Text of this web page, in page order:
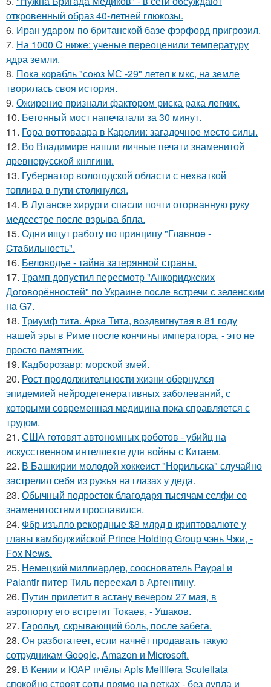
откровенный образ 40-летней глюкозы.
6. Иран ударом по британской базе фэрфорд пригрозил.
7. На 1000 C ниже: ученые переоценили температуру
ядра земли.
8. Пока корабль "союз МС -29" летел к мкс, на земле
творилась своя история.
9. Ожирение признали фактором риска рака легких.
10. Бетонный мост напечатали за 30 минут.
11. Гора воттоваара в Карелии: загадочное место силы.
12. Во Владимире нашли личные печати знаменитой
древнерусской княгини.
13. Губернатор вологодской области с нехваткой
топлива в пути столкнулся.
14. В Луганске хирурги спасли почти оторванную руку
медсестре после взрыва бпла.
15. Одни ищут работу по принципу "Глaвноe -
Cтaбильность".
16. Беловодье - тайна затерянной страны.
17. Трамп допустил пересмотр "Анкориджских
Договорённостей" по Украине после встречи с зеленским
на G7.
18. Триумф тита. Арка Тита, воздвигнутая в 81 году
нашей эры в Риме после кончины императора, - это не
просто памятник.
19. Кадборозавр: морской змей.
20. Рост продолжительности жизни обернулся
эпидемией нейродегенеративных заболеваний, с
которыми современная медицина пока справляется с
трудом.
21. США готовят автономных роботов - убийц на
искусственном интеллекте для войны с Китаем.
22. В Башкирии молодой хоккеист "Норильска" случайно
застрелил себя из ружья на глазах у деда.
23. Обычный подросток благодаря тысячам селфи со
знаменитостями прославился.
24. Фбр изъяло рекордные $8 млрд в криптовалюте у
главы камбоджийской Prince Holding Group чэнь Чжи, -
Fox News.
25. Немецкий миллиардер, сооснователь Paypal и
Palantir питер Тиль переехал в Аргентину.
26. Путин прилетит в астану вечером 27 мая, в
аэропорту его встретит Токаев, - Ушаков.
27. Гарольд, скрывающий боль, после забега.
28. Он разбогатеет, если начнёт продавать такую
сотрудникам Google, Amazon и Microsoft.
29. В Кении и ЮАР пчёлы Apis Mellifera Scutellata
спокойно строят соты прямо на ветках - без дупла и